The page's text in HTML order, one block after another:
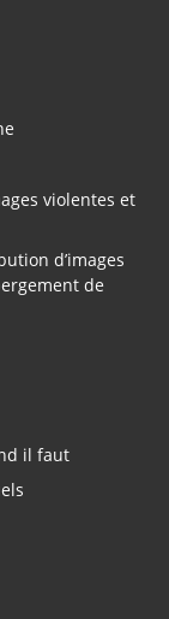
violentes et
d’images
de
il faut